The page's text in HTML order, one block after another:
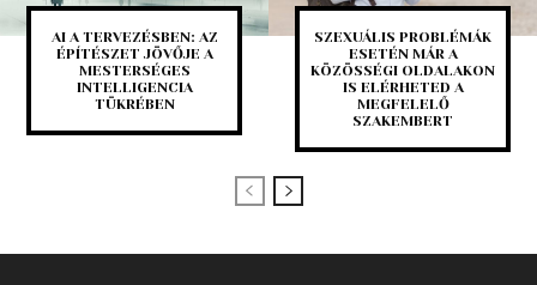
AI A TERVEZÉSBEN: AZ
ÉPÍTÉSZET JÖVŐJE A
MESTERSÉGES
INTELLIGENCIA
TÜKRÉBEN
SZEXUÁLIS PROBLÉMÁK
ESETÉN MÁR A
KÖZÖSSÉGI OLDALAKON
IS ELÉRHETED A
MEGFELELŐ
SZAKEMBERT